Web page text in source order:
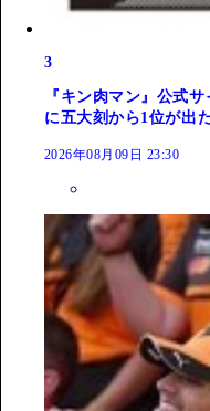
3
『キン肉マン』公式
に五大刻から1位が出
2026年08月09日 23:30